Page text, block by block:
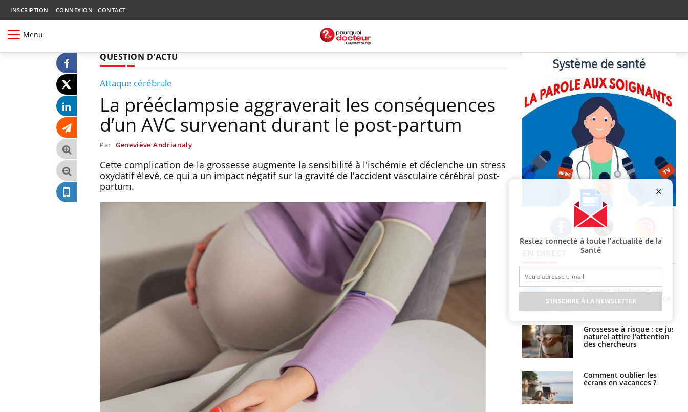
INSCRIPTION CONNEXION CONTACT
Menu
QUESTION D'ACTU
Attaque cérébrale
La prééclampsie aggraverait les conséquences
d’un AVC survenant durant le post-partum
Par Geneviève Andrianaly
Cette complication de la grossesse augmente la sensibilité à l'ischémie et déclenche un stress
oxydatif élevé, ce qui a un impact négatif sur la gravité de l'accident vasculaire cérébral post-
partum.
Facebook Twitter Instagram
Fatigue en vacances :
normal ou signe d’une
Et si les caries pouvaient
Éclipse solaire du 12 août
: “Des verres adaptés,
c'est indispensable pour
la santé des yeux”
Les troubles du sommeil
modifient votre cerveau !
Mon enfant est-il trop
sensible ou simplement
très empathique ?
Bébés, jeunes enfants :
quelle trousse à
pharmacie pour les
vacances ?
Syndrome métabolique :
quels sont les meilleurs
exercices physiques ?
Comment éviter une otite
pendant les vacances ?
rapport s’interroge sur
son taux élevé en France
Grossesse à risque : ce jus
naturel attire l'attention
des chercheurs
Comment oublier les
écrans en vacances ?
Restez connecté à toute l’actualité de la
Santé
S'INSCRIRE À LA NEWSLETTER